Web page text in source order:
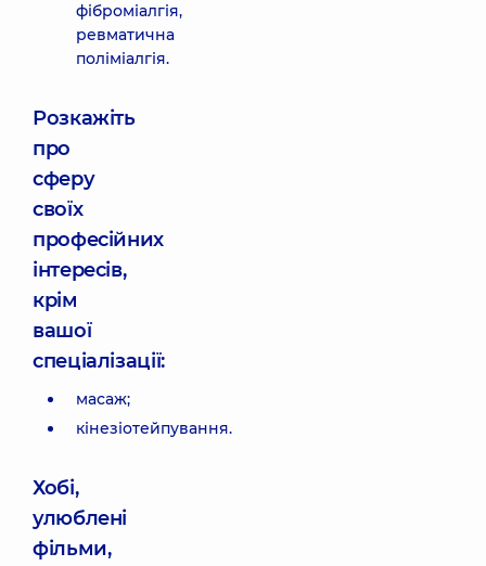
фіброміалгія,
ревматична
поліміалгія.
Розкажіть
про
сферу
своїх
професійних
інтересів,
крім
вашої
спеціалізації:
масаж;
кінезіотейпування.
Хобі,
улюблені
фільми,